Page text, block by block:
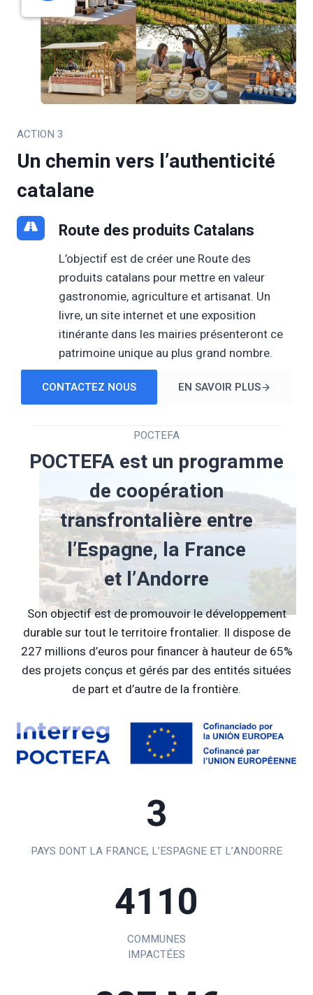
ACTION 3
Un chemin vers l’authenticité
catalane
Route des produits Catalans
L’objectif est de créer une Route des
produits catalans pour mettre en valeur
gastronomie, agriculture et artisanat. Un
livre, un site internet et une exposition
itinérante dans les mairies présenteront ce
patrimoine unique au plus grand nombre.
CONTACTEZ NOUS EN SAVOIR PLUS
POCTEFA
POCTEFA est un programme
de coopération
transfrontalière entre
l’Espagne, la France
et l’Andorre
Son objectif est de promouvoir le développement
durable sur tout le territoire frontalier. Il dispose de
227 millions d’euros pour financer à hauteur de 65%
des projets conçus et gérés par des entités situées
de part et d’autre de la frontière.
3
PAYS DONT LA FRANCE, L’ESPAGNE ET L’ANDORRE
4110
COMMUNES
IMPACTÉES